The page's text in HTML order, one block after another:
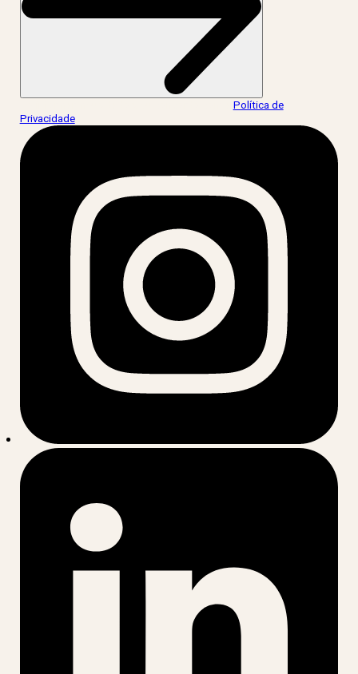
Política de
Privacidade.